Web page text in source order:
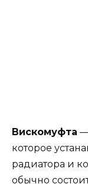
Вискомуфта —
которое
радиатора и
обычно